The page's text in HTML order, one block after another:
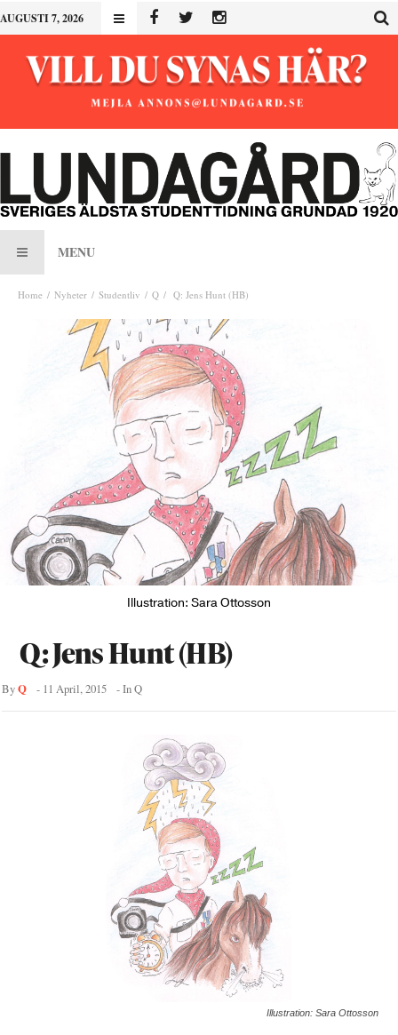
AUGUSTI 7, 2026
MENU
Home Nyheter Studentliv Q Q: Jens Hunt (HB)
Illustration: Sara Ottosson
Q: Jens Hunt (HB)
ByQ - 11 April, 2015 - InQ
Illustration: Sara Ottosson